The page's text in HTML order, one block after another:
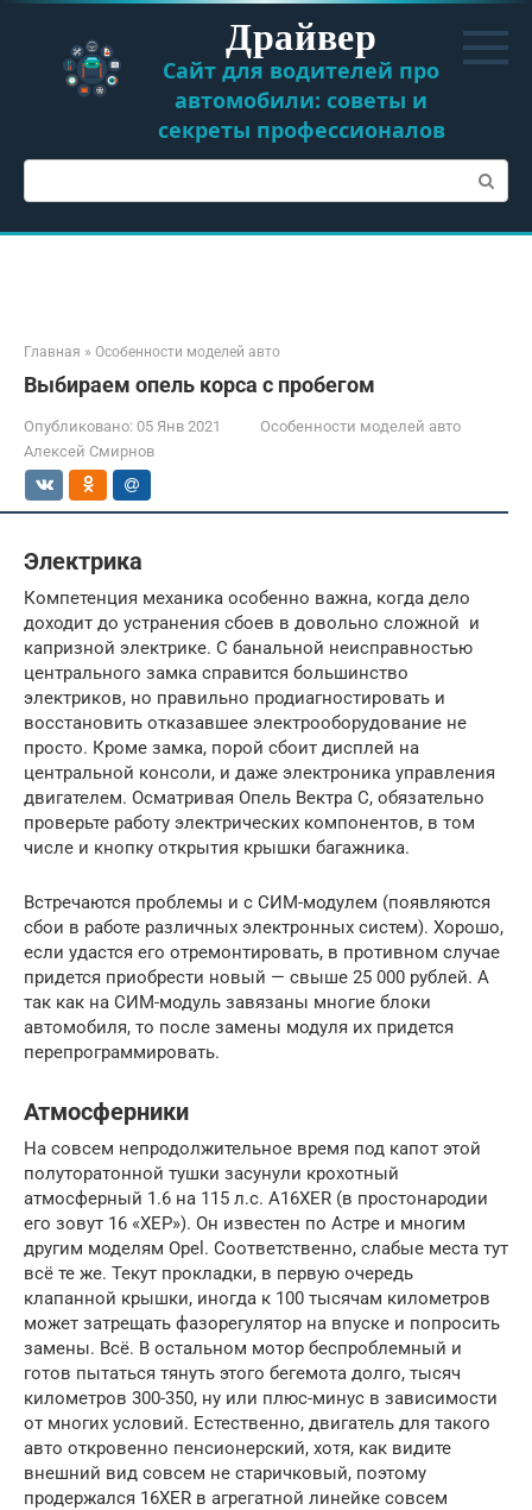
Перейти
контенту
Драйвер
Сайт для водителей про
автомобили: советы и
секреты профессионалов
Поиск:
Главная » Особенности моделей авто
Выбираем опель корса с пробегом
Опубликовано: 05 Янв 2021
Особенности моделей авто
Алексей Смирнов
Электрика
Компетенция механика особенно важна, когда дело
доходит до устранения сбоев в довольно сложной и
капризной электрике. С банальной неисправностью
центрального замка справится большинство
электриков, но правильно продиагностировать и
восстановить отказавшее электрооборудование не
просто. Кроме замка, порой сбоит дисплей на
центральной консоли, и даже электроника управления
двигателем. Осматривая Опель Вектра С, обязательно
проверьте работу электрических компонентов, в том
числе и кнопку открытия крышки багажника.
Встречаются проблемы и с СИМ-модулем (появляются
сбои в работе различных электронных систем). Хорошо,
если удастся его отремонтировать, в противном случае
придется приобрести новый — свыше 25 000 рублей. А
так как на СИМ-модуль завязаны многие блоки
автомобиля, то после замены модуля их придется
перепрограммировать.
Атмосферники
На совсем непродолжительное время под капот этой
полуторатонной тушки засунули крохотный
атмосферный 1.6 на 115 л.с. A16XER (в простонародии
его зовут 16 «ХЕР»). Он известен по Астре и многим
другим моделям Opel. Соответственно, слабые места тут
всё те же. Текут прокладки, в первую очередь
клапанной крышки, иногда к 100 тысячам километров
может затрещать фазорегулятор на впуске и попросить
замены. Всё. В остальном мотор беспроблемный и
готов пытаться тянуть этого бегемота долго, тысяч
километров 300-350, ну или плюс-минус в зависимости
от многих условий. Естественно, двигатель для такого
авто откровенно пенсионерский, хотя, как видите
внешний вид совсем не старичковый, поэтому
продержался 16XER в агрегатной линейке совсем